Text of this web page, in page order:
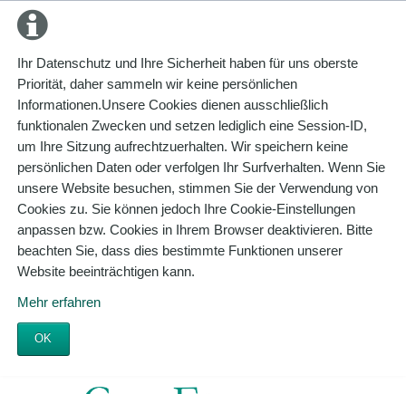
Ihr Datenschutz und Ihre Sicherheit haben für uns oberste
Priorität, daher sammeln wir keine persönlichen
Informationen.Unsere Cookies dienen ausschließlich
funktionalen Zwecken und setzen lediglich eine Session-ID,
um Ihre Sitzung aufrechtzuerhalten. Wir speichern keine
persönlichen Daten oder verfolgen Ihr Surfverhalten. Wenn Sie
unsere Website besuchen, stimmen Sie der Verwendung von
Cookies zu. Sie können jedoch Ihre Cookie-Einstellungen
anpassen bzw. Cookies in Ihrem Browser deaktivieren. Bitte
beachten Sie, dass dies bestimmte Funktionen unserer
Website beeinträchtigen kann.
Mehr erfahren
OK